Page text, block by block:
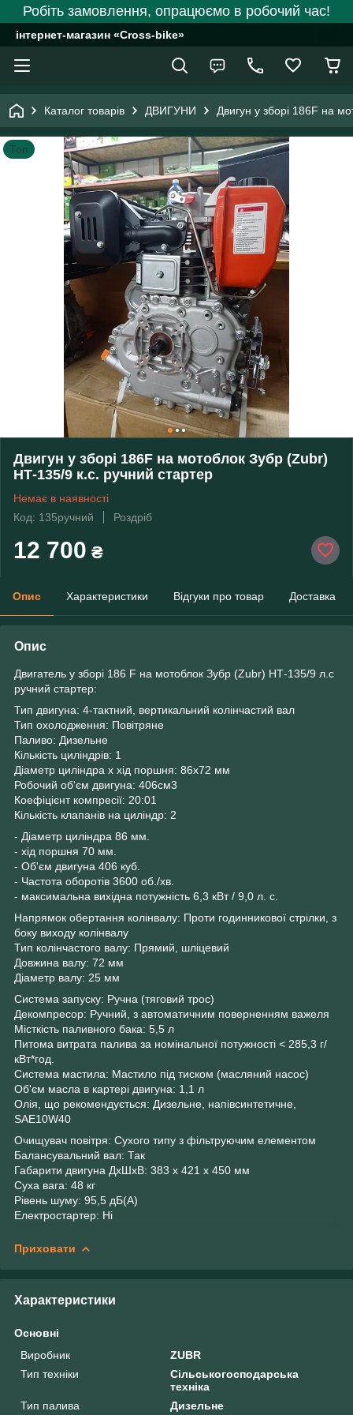
Робіть замовлення, опрацюємо в робочий час!
інтернет-магазин «Cross-bike»
Каталог товарів ДВИГУНИ Двигун у зборі 186F на
Топ
Двигун у зборі 186F на мотоблок Зубр (Zubr)
НТ-135/9 к.с. ручний стартер
Немає в наявності
Код: 135ручний
Роздріб
12 700 ₴
Опис Характеристики Відгуки про товар Доставка
Опис
Двигатель у зборі 186 F на мотоблок Зубр (Zubr) НТ-135/9 л.с
ручний стартер:
Тип двигуна: 4-тактний, вертикальний колінчастий вал
Тип охолодження: Повітряне
Паливо: Дизельне
Кількість циліндрів: 1
Діаметр циліндра х хід поршня: 86х72 мм
Робочий об'єм двигуна: 406см3
Коефіцієнт компресії: 20:01
Кількість клапанів на циліндр: 2
- Діаметр циліндра 86 мм.
- хід поршня 70 мм.
- Об'єм двигуна 406 куб.
- Частота оборотів 3600 об./хв.
- максимальна вихідна потужність 6,3 кВт / 9,0 л. с.
Напрямок обертання колінвалу: Проти годинникової стрілки, з
боку виходу колінвалу
Тип колінчастого валу: Прямий, шліцевий
Довжина валу: 72 мм
Діаметр валу: 25 мм
Система запуску: Ручна (тяговий трос)
Декомпресор: Ручний, з автоматичним поверненням важеля
Місткість паливного бака: 5,5 л
Питома витрата палива за номінальної потужності < 285,3 г/
кВт*год.
Система мастила: Мастило під тиском (масляний насос)
Об'єм масла в картері двигуна: 1,1 л
Олія, що рекомендується: Дизельне, напівсинтетичне,
SAE10W40
Очищувач повітря: Сухого типу з фільтруючим елементом
Балансувальний вал: Так
Габарити двигуна ДхШхВ: 383 x 421 x 450 мм
Суха вага: 48 кг
Рівень шуму: 95,5 дБ(А)
Електростартер: Ні
Приховати
Характеристики
Основні
Виробник
ZUBR
Тип техніки
Сільськогосподарська
техніка
Тип палива
Дизельне